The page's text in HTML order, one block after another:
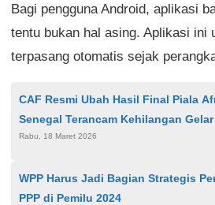
Bagi pengguna Android, aplikasi
tentu bukan hal asing. Aplikasi ini
terpasang otomatis sejak
CAF Resmi Ubah Hasil Final Piala
Senegal Terancam Kehilangan
Rabu, 18 Maret 2026
WPP Harus Jadi Bagian Strategis
PPP di Pemilu 2024